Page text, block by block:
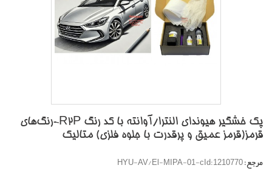
پک خشگير هیوندای النترا/آوانته با کد رنگ R2P-رنگ‌هاي
قرمز(قرمز عميق و پرقدرت با جلوه فلزي) متاليک
مرجع:HYU-AV/El-MIPA-01-cId:1210770